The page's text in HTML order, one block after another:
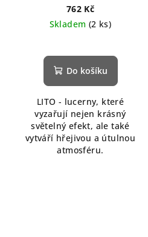
762 Kč
Skladem (2 ks)
Do košíku
LITO - lucerny, které
vyzařují nejen krásný
světelný efekt, ale také
vytváří hřejivou a útulnou
atmosféru.